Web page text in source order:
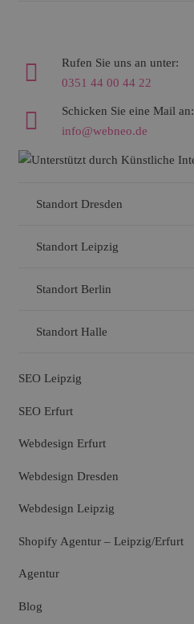
Rufen Sie uns an unter:
0351 44 00 44 22
Schicken Sie eine Mail an:
info@webneo.de
Standort Dresden
Standort Leipzig
Standort Berlin
Standort Halle
SEO Leipzig
SEO Erfurt
Webdesign Erfurt
Webdesign Dresden
Webdesign Leipzig
Shopify Agentur – Leipzig/Erfurt
Agentur
Blog